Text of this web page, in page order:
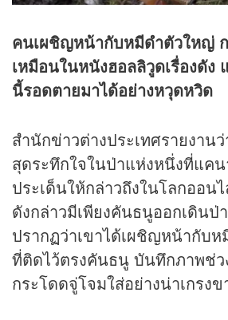
คนเผชิญหน้ากับหมีดำตัวใหญ่
เหมือนในหนังฮอลลิวูดเรื่องดั
นี้รอดตายมาได้อย่างหวุดหวิด
สำนักข่าวต่างประเทศรายงานว่
สุดระทึกใจในป่าแห่งหนึ่งที่แค
ประเด็นให้กล่าวถึงในโลกออน
ดังกล่าวมีเพียงคันธนูออกเดินป่
ปรากฏว่าเขาได้เผชิญหน้ากับ
ที่ติดไว้ตรงคันธนู บันทึกภาพช่
กระโดดจู่โจมใส่อย่างน่าเกรงข